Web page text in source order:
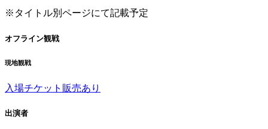
※タイトル別ページにて記載予定
オフライン観戦
現地観戦
入場チケット販売あり
出演者